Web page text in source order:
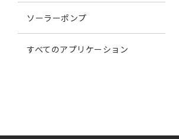
ソーラーポンプ
すべてのアプリケーション